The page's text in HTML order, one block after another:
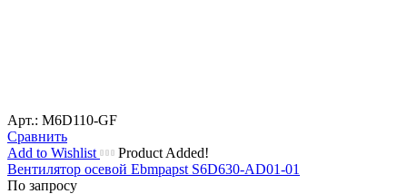
Арт.: M6D110-GF
Сравнить
Add to Wishlist
Product Added!
Вентилятор осевой Ebmpapst S6D630-AD01-01
По запросу